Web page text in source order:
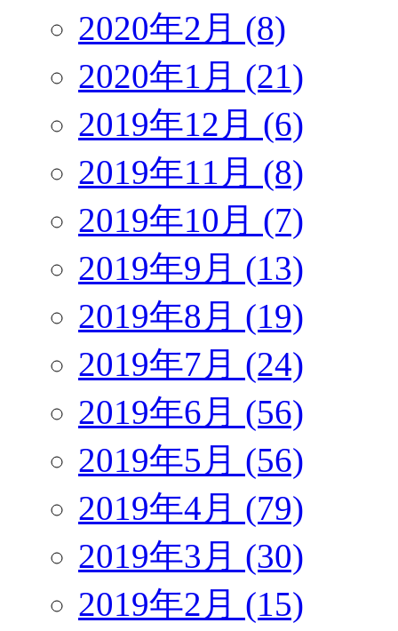
2020年2月 (8)
2020年1月 (21)
2019年12月 (6)
2019年11月 (8)
2019年10月 (7)
2019年9月 (13)
2019年8月 (19)
2019年7月 (24)
2019年6月 (56)
2019年5月 (56)
2019年4月 (79)
2019年3月 (30)
2019年2月 (15)